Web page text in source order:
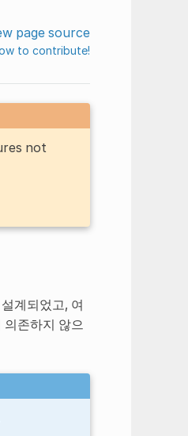
page source
to contribute!
not
계되었고, 여
존하지 않으